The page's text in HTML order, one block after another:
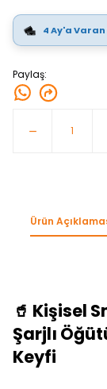
4 Ay'a
Paylaş:
Ürün
🥤 Kişisel
Şarjlı
Keyfi